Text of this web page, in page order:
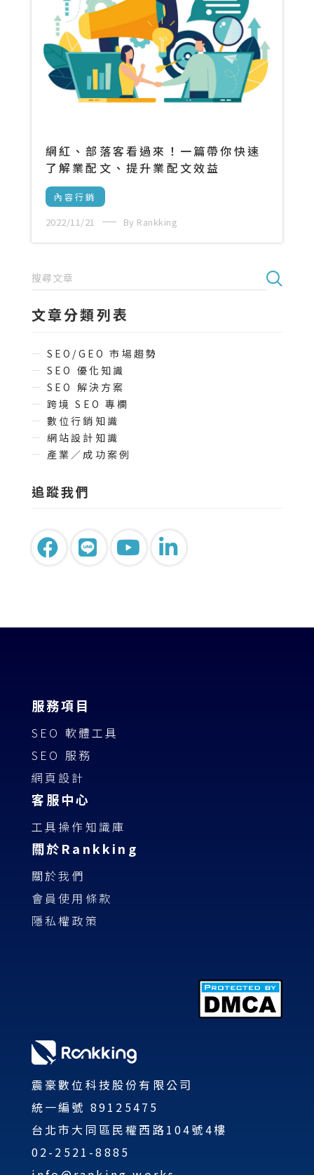
網紅、部落客看過來！一篇帶你快速
了解業配文、提升業配文效益
內容行銷
2022/11/21 By Rankking
文章分類列表
SEO/GEO 市場趨勢
SEO 優化知識
SEO 解決方案
跨境 SEO 專欄
數位行銷知識
網站設計知識
產業／成功案例
追蹤我們
震豪數位科技股份有限公司
統一編號 89125475
台北市大同區民權西路104號4樓
02-2521-8885
服務項目
SEO 軟體工具
SEO 服務
網頁設計
客服中心
工具操作知識庫
關於Rankking
關於我們
會員使用條款
隱私權政策